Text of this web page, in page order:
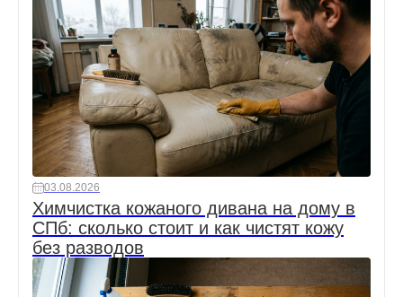
03.08.2026
Химчистка кожаного дивана на дому в
СПб: сколько стоит и как чистят кожу
без разводов